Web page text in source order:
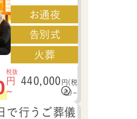
お通夜
告別式
火葬
税抜
円
~
440,000 円 (税
込) ~
で行うご葬儀